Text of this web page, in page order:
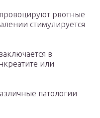
рвотные
стимулируется
в
или
патологии